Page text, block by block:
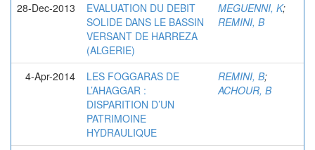
28-Dec-2013
EVALUATION DU DEBIT
SOLIDE DANS LE BASSIN
VERSANT DE HARREZA
(ALGERIE)
MEGUENNI, K;
REMINI, B
4-Apr-2014
LES FOGGARAS DE
L’AHAGGAR :
DISPARITION D’UN
PATRIMOINE
HYDRAULIQUE
REMINI, B;
ACHOUR, B